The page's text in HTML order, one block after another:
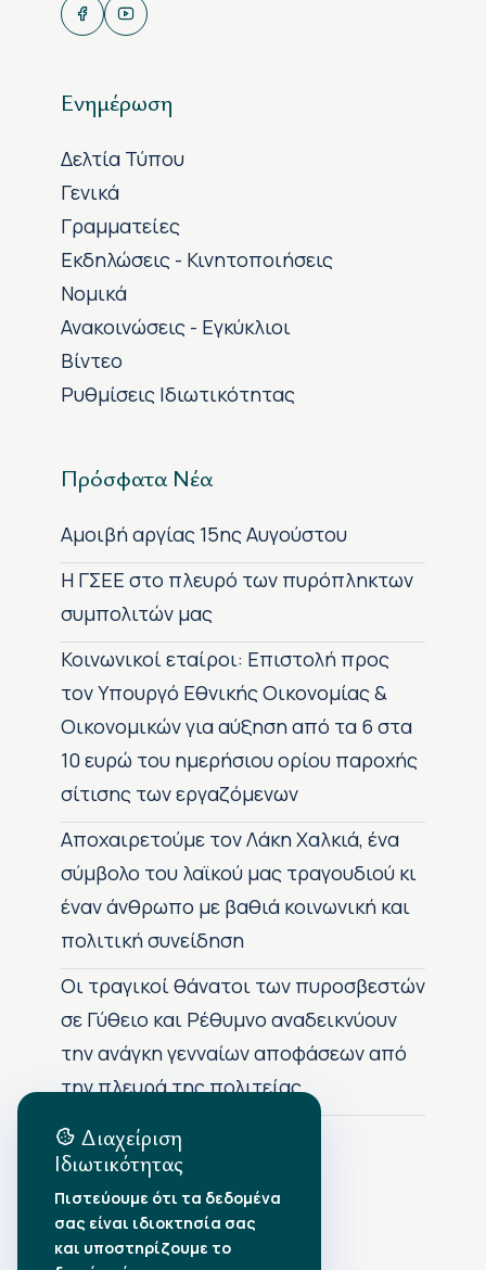
Ενημέρωση
Δελτία Τύπου
Γενικά
Γραμματείες
Εκδηλώσεις - Κινητοποιήσεις
Νομικά
Ανακοινώσεις - Εγκύκλιοι
Βίντεο
Ρυθμίσεις Ιδιωτικότητας
Πρόσφατα Νέα
Αμοιβή αργίας 15ης Αυγούστου
H ΓΣΕΕ στο πλευρό των πυρόπληκτων
συμπολιτών μας
Κοινωνικοί εταίροι: Επιστολή προς
τον Υπουργό Εθνικής Οικονομίας &
Οικονομικών για αύξηση από τα 6 στα
10 ευρώ του ημερήσιου ορίου παροχής
σίτισης των εργαζόμενων
Αποχαιρετούμε τον Λάκη Χαλκιά, ένα
σύμβολο του λαϊκού μας τραγουδιού κι
έναν άνθρωπο με βαθιά κοινωνική και
πολιτική συνείδηση
Οι τραγικοί θάνατοι των πυροσβεστών
σε Γύθειο και Ρέθυμνο αναδεικνύουν
την ανάγκη γενναίων αποφάσεων από
την πλευρά της πολιτείας
Αρχείο Δημοσιεύσεων
•Αύγουστος 2026
•Ιούλιος 2026
Διαχείριση
Ιδιωτικότητας
Πιστεύουμε ότι τα δεδομένα
σας είναι ιδιοκτησία σας
και υποστηρίζουμε το